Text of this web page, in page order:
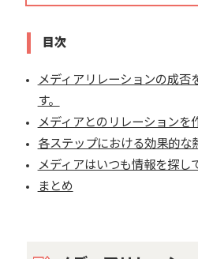
目次
メディアリレーションの成否
す。
メディアとのリレーションを
各ステップにおける効果的な
メディアはいつも情報を探し
まとめ